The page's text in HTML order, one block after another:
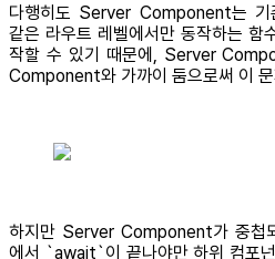
다행히도 Server Component는
같은 라우트 레벨에서만 동작하는 함
작할 수 있기 때문에, Server
Component와 가까이 둠으로써 이
하지만 Server Component가 중첩
에서 `await`이 끝나야만 하위 컴포